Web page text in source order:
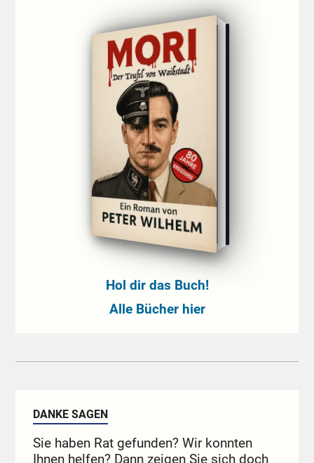
Hol dir das Buch!
Alle Bücher hier
DANKE SAGEN
Sie haben Rat gefunden? Wir konnten
Ihnen helfen? Dann zeigen Sie sich doch